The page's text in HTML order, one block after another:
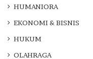
HUMANIORA
EKONOMI & BISNIS
HUKUM
OLAHRAGA